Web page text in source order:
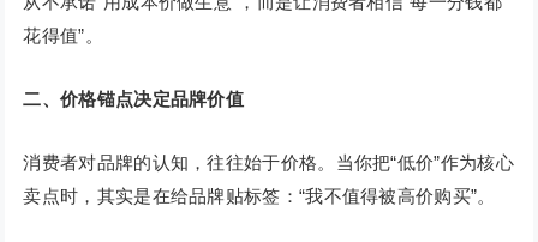
花得值”。
二、价格锚点决定品牌价值
消费者对品牌的认知，往往始于价格。当你把“低价”作为核心
卖点时，其实是在给品牌贴标签：“我不值得被高价购买”。